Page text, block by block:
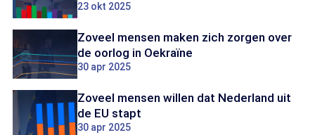
23 okt 2025
Zoveel mensen maken zich zorgen over
de oorlog in Oekraïne
30 apr 2025
Zoveel mensen willen dat Nederland uit
de EU stapt
30 apr 2025